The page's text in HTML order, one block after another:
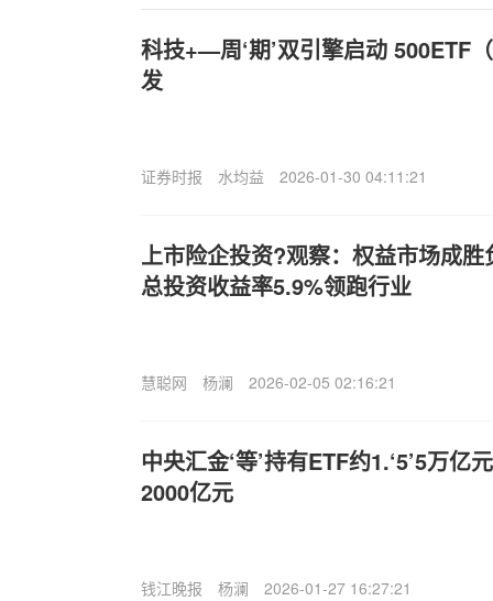
科技+—周‘期’双引擎启动 500ETF
发
证券时报 水均益 2026-01-30 04:11:21
上市险企投资?观察：权益市场成
总投资收益率5.9%领跑行业
慧聪网 杨澜 2026-02-05 02:16:21
中央汇金‘等’持有ETF约1.‘5’5万亿
2000亿元
钱江晚报 杨澜 2026-01-27 16:27:21